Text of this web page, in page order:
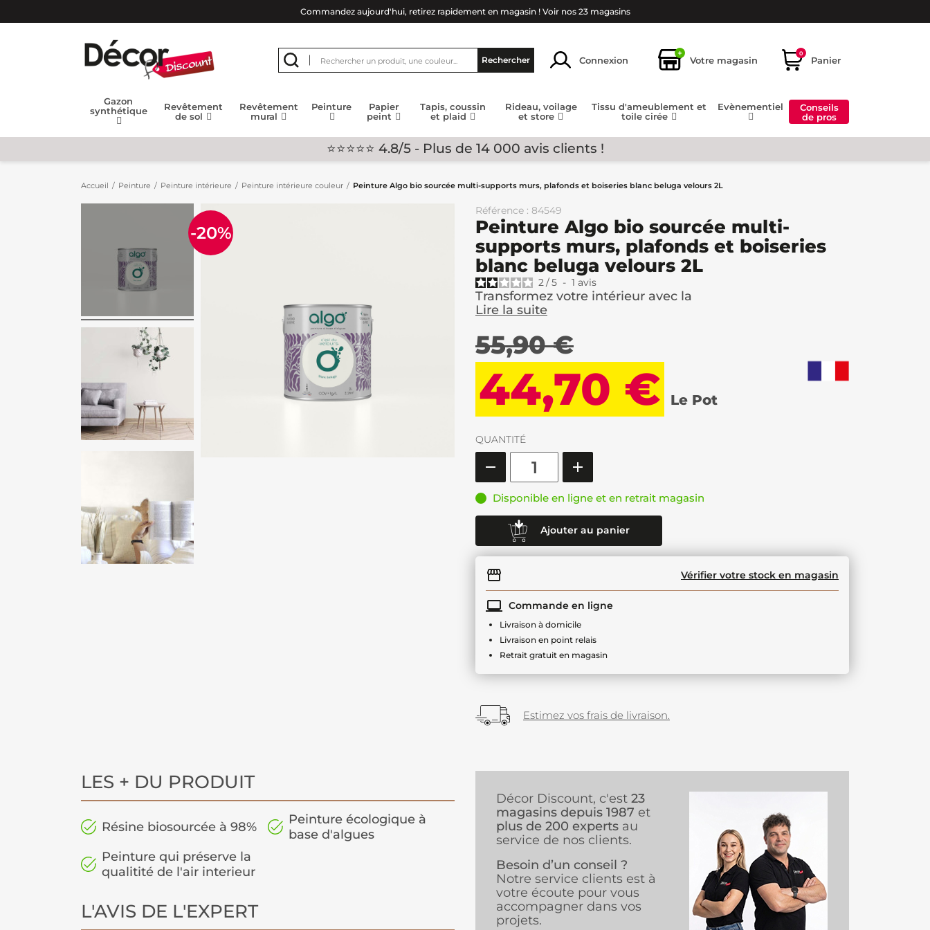
Commandez aujourd'hui, retirez rapidement en magasin ! Voir nos 23 magasins
Rechercher Connexion
+
Votre magasin
0
Panier
Gazon
synthétique
Revêtement
de sol
Revêtement
mural
Peinture
Papier
peint
Tapis, coussin
et plaid
Rideau, voilage
et store
Tissu d'ameublement et
toile cirée
Evènementiel
Conseils
de pros
⭐⭐⭐⭐⭐ 4.8/5 - Plus de 14 000 avis clients !
Accueil Peinture Peinture intérieure Peinture intérieure couleur Peinture Algo bio sourcée multi-supports murs, plafonds et boiseries blanc beluga velours 2L
-20%
Référence : 84549
Peinture Algo bio sourcée multi-
supports murs, plafonds et boiseries
blanc beluga velours 2L
2/5 - 1 avis
Transformez votre intérieur avec la
Lire la suite
55,90 €
44,70 € Le Pot
QUANTITÉ
Disponible en ligne et en retrait magasin
Ajouter au panier
Vérifier votre stock en magasin
Commande en ligne
Livraison à domicile
Livraison en point relais
Retrait gratuit en magasin
Estimez vos frais de livraison.
LES + DU PRODUIT
Résine biosourcée à 98%
Peinture écologique à
base d'algues
Peinture qui préserve la
qualitité de l'air interieur
L'AVIS DE L'EXPERT
Décor Discount, c'est 23
magasins depuis 1987 et
plus de 200 experts au
service de nos clients.
Besoin d’un conseil ?
Notre service clients est à
votre écoute pour vous
accompagner dans vos
projets.